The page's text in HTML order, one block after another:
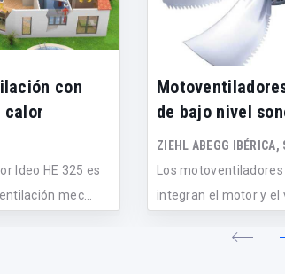
con
calor
Ideo HE 325 es
mec...
de bajo nivel
ZIEHL ABEGG IBÉRICA,
Los
integran el motor y el